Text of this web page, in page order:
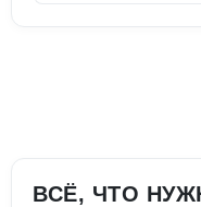
ВСЁ, ЧТО